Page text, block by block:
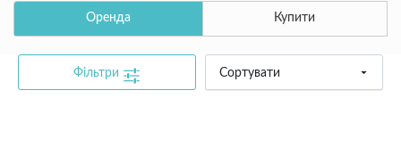
Оренда Купити
Фільтри Сортувати